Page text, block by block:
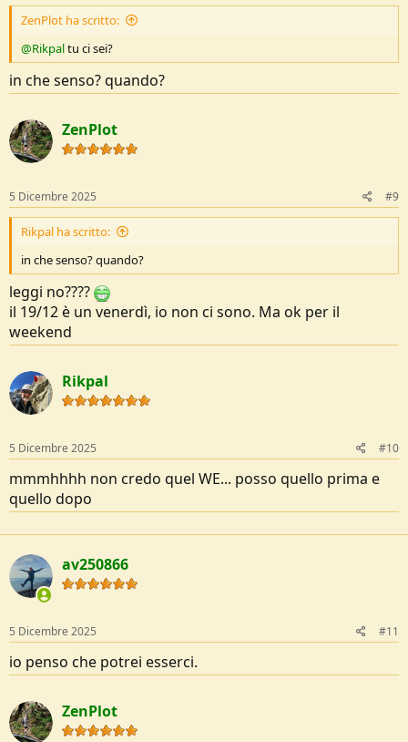
ZenPlot ha scritto:
@Rikpaltu ci sei?
in che senso? quando?
ZenPlot
5 Dicembre 2025 #9
Rikpal ha scritto:
in che senso? quando?
leggi no????
il 19/12 è un venerdì, io non ci sono. Ma ok per il
weekend
Rikpal
5 Dicembre 2025 #10
mmmhhhh non credo quel WE... posso quello prima e
quello dopo
av250866
5 Dicembre 2025 #11
io penso che potrei esserci.
ZenPlot